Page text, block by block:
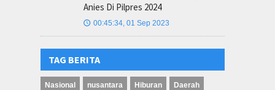
Anies Di Pilpres 2024
🕔 00:45:34, 01 Sep 2023
TAG BERITA
Nasional nusantara Hiburan Daerah